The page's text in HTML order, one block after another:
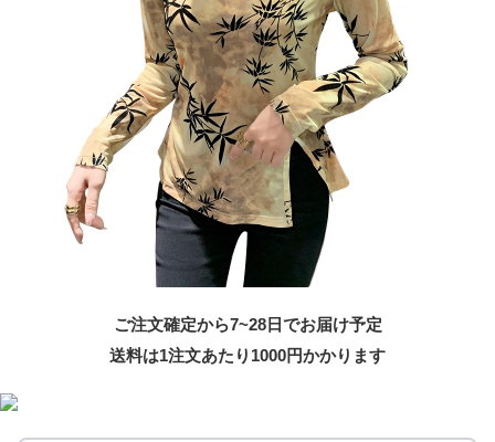
ご注文確定から7~28日でお届け予定
送料は1注文あたり 1000円かかります